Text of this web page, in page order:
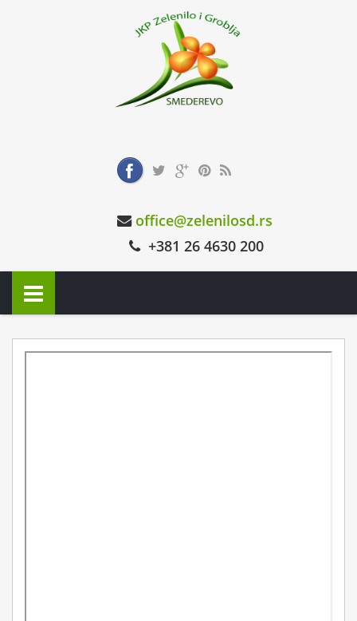
office@zelenilosd.rs
+381 26 4630 200